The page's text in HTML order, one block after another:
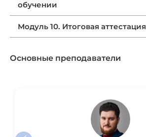
обучении
Модуль 10. Итоговая аттестация
Основные преподаватели